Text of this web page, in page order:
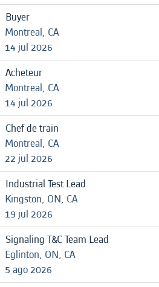
Buyer
Montreal, CA
14 jul 2026
Acheteur
Montreal, CA
14 jul 2026
Chef de train
Montreal, CA
22 jul 2026
Industrial Test Lead
Kingston, ON, CA
19 jul 2026
Signaling T&C Team Lead
Eglinton, ON, CA
5 ago 2026